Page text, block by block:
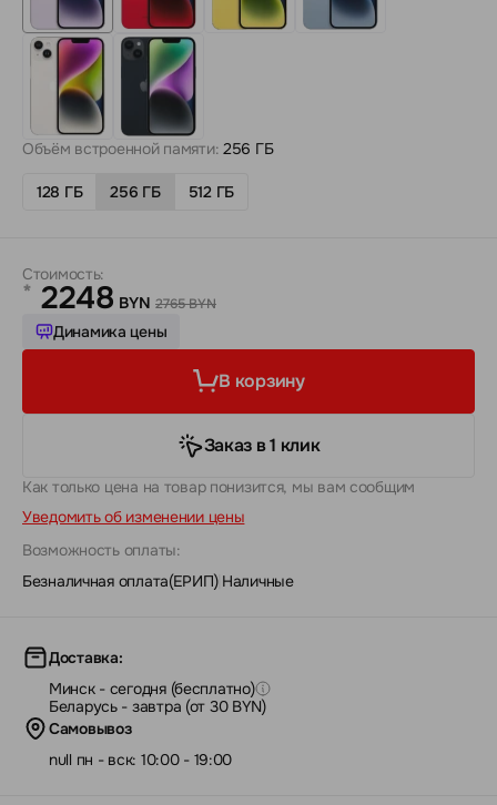
Объём встроенной памяти: 256 ГБ
128 ГБ 256 ГБ 512 ГБ
Стоимость:
* 2248 BYN 2765 BYN
Динамика цены
В корзину
Заказ в 1 клик
Как только цена на товар понизится, мы вам сообщим
Уведомить об изменении цены
Возможность оплаты:
Безналичная оплата(ЕРИП)| Наличные
Доставка:
Минск - сегодня (бесплатно)
Беларусь - завтра (от 30 BYN)
Самовывоз
null пн - вск: 10:00 - 19:00